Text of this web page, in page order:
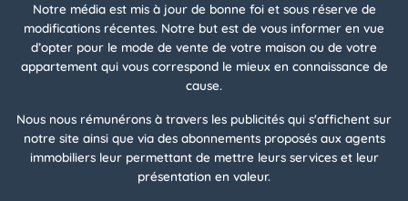
Notre média est mis à jour de bonne foi et sous réserve de
modifications récentes. Notre but est de vous informer en vue
d’opter pour le mode de vente de votre maison ou de votre
appartement qui vous correspond le mieux en connaissance de
cause.
Nous nous rémunérons à travers les publicités qui s'affichent sur
notre site ainsi que via des abonnements proposés aux agents
immobiliers leur permettant de mettre leurs services et leur
présentation en valeur.